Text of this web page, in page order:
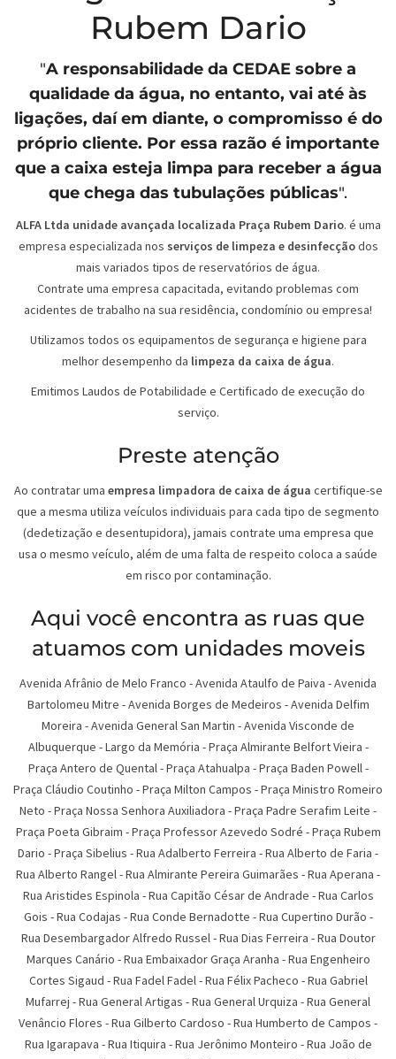
Rubem Dario
"A responsabilidade da CEDAE sobre a
qualidade da água, no entanto, vai até às
ligações, daí em diante, o compromisso é do
próprio cliente. Por essa razão é importante
que a caixa esteja limpa para receber a água
que chega das tubulações públicas".
ALFA Ltda unidade avançada localizada Praça Rubem Dario. é uma
empresa especializada nos serviços de limpeza e desinfecçãodos
mais variados tipos de reservatórios de água.
Contrate uma empresa capacitada, evitando problemas com
acidentes de trabalho na sua residência, condomínio ou empresa!
Utilizamos todos os equipamentos de segurança e higiene para
melhor desempenho da limpeza da caixa de água.
Emitimos Laudos de Potabilidade e Certificado de execução do
serviço.
Preste atenção
Ao contratar uma empresa limpadora de caixa de água certifique-se
que a mesma utiliza veículos individuais para cada tipo de segmento
(dedetização e desentupidora), jamais contrate uma empresa que
usa o mesmo veículo, além de uma falta de respeito coloca a saúde
em risco por contaminação.
Aqui você encontra as ruas que
atuamos com unidades moveis
Avenida Afrânio de Melo Franco - Avenida Ataulfo de Paiva - Avenida
Bartolomeu Mitre - Avenida Borges de Medeiros - Avenida Delfim
Moreira - Avenida General San Martin - Avenida Visconde de
Albuquerque - Largo da Memória - Praça Almirante Belfort Vieira -
Praça Antero de Quental - Praça Atahualpa - Praça Baden Powell -
Praça Cláudio Coutinho - Praça Milton Campos - Praça Ministro Romeiro
Neto - Praça Nossa Senhora Auxiliadora - Praça Padre Serafim Leite -
Praça Poeta Gibraim - Praça Professor Azevedo Sodré - Praça Rubem
Dario - Praça Sibelius - Rua Adalberto Ferreira - Rua Alberto de Faria -
Rua Alberto Rangel - Rua Almirante Pereira Guimarães - Rua Aperana -
Rua Aristides Espinola - Rua Capitão César de Andrade - Rua Carlos
Gois - Rua Codajas - Rua Conde Bernadotte - Rua Cupertino Durão -
Rua Desembargador Alfredo Russel - Rua Dias Ferreira - Rua Doutor
Marques Canário - Rua Embaixador Graça Aranha - Rua Engenheiro
Cortes Sigaud - Rua Fadel Fadel - Rua Félix Pacheco - Rua Gabriel
Mufarrej - Rua General Artigas - Rua General Urquiza - Rua General
Venâncio Flores - Rua Gilberto Cardoso - Rua Humberto de Campos -
Rua Igarapava - Rua Itiquira - Rua Jerônimo Monteiro - Rua João de